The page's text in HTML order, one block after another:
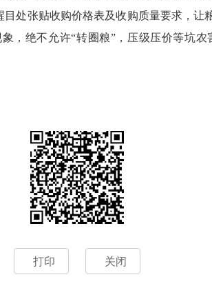
处张贴收购价格表及收购质量要求，
，绝不允许“转圈粮”，压级压价等坑
打印 关闭